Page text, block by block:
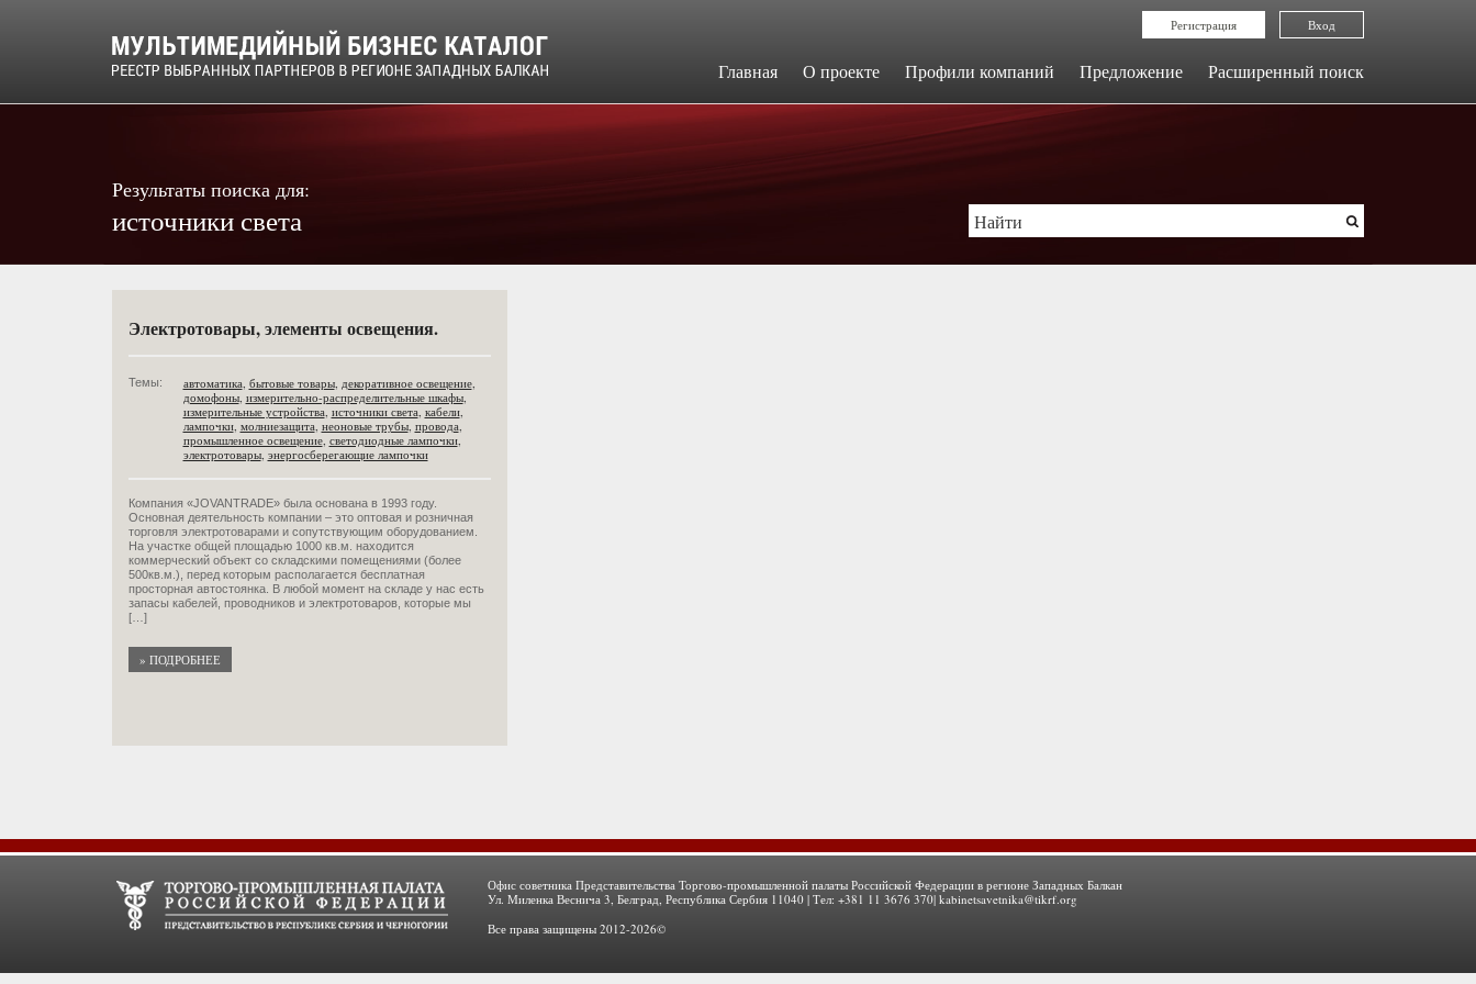
Регистрация Вход
Главная ​О проекте Профили компаний Предложение Расширенный поиск
Результаты поиска для:
источники света
Электротовары, элементы освещения.
Темы: автоматика, бытовые товары, декоративное освещение,
домофоны, измерительно-распределительные шкафы,
измерительные устройства, источники света, кабели,
лампочки, молниезащита, неоновые трубы, провода,
промышленное освещение, светодиодные лампочки,
электротовары, энергосберегающие лампочки
Компания «JOVANTRADE» была основана в 1993 году.
Основная деятельность компании – это оптовая и розничная
торговля электротоварaми и сопутствующим оборудованием.
На участке общей площадью 1000 кв.м. находится
коммерческий объект со складскими помещениями (более
500кв.м.), перед которым располагается бесплатная
просторная автостоянка. В любой момент на складе у нас есть
запасы кабелей, проводников и электротоваров, которые мы
[…]
» ПОДРОБНЕЕ
Офис советника Представительства Торгово-промышленной палаты Российской Федерации в регионе Западных Балкан
Ул. Миленка Веснича 3, Белград, Республика Сербия 11040 | Тел: +381 11 3676 370| kabinetsavetnika@tikrf.org
Все права защищены 2012-2026©